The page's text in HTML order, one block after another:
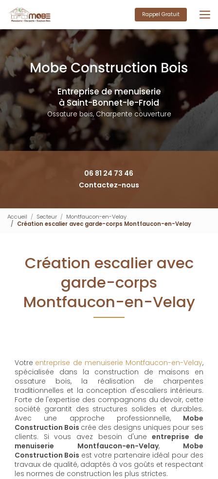
contenu
principal
Rappel Gratuit
Entreprise de menuiserie
à Saint-Bonnet-le-Froid
Ossature bois, Charpente couverture
06 81 24 73 46
Contactez-nous
Accueil Secteur
Montfaucon-en-Velay
Création escalier avec garde-corps Montfaucon-en-Velay
Création escalier avec
garde-corps
Montfaucon-en-Velay
Votre entreprise de menuiserie Montfaucon-en-Velay,
spécialisée dans la construction de maisons en
ossature bois, la réalisation de charpentes
traditionnelles et la conception d'escaliers intérieurs.
Forte de l'expertise des compagnons du devoir, cette
société garantit des structures solides et durables.
Avec une approche professionnelle, Mobe
Construction Bois crée des designs uniques pour ses
clients. Si vous avez besoin d'uneentreprise de
menuiserie Montfaucon-en-Velay, Mobe
Construction Bois est votre partenaire idéal pour des
travaux de qualité, adaptés à vos goûts et respectant
les normes de construction les plus strictes.